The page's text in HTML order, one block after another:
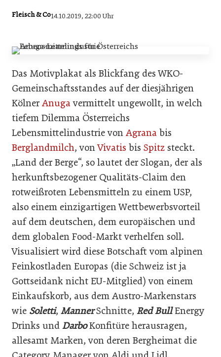
Fleisch & Co14.10.2019, 22:00 Uhr
Das Motivplakat als Blickfang des WKO-
Gemeinschaftsstandes auf der diesjährigen
Kölner Anuga vermittelt ungewollt, in welch
tiefem Dilemma Österreichs
Lebensmittelindustrie von Agrana bis
Berglandmilch, vonVivatis bis Spitz steckt.
„Land der Berge“, so lautet der Slogan, der als
herkunftsbezogener Qualitäts-Claim den
rotweißroten Lebensmitteln zu einem USP,
also einem einzigartigen Wettbewerbsvorteil
auf dem deutschen, dem europäischen und
dem globalen Food-Markt verhelfen soll.
Visualisiert wird diese Botschaft vom alpinen
Feinkostladen Europas (die Schweiz ist ja
Gottseidank nicht EU-Mitglied) von einem
Einkaufskorb, aus dem Austro-Markenstars
wie Soletti, MannerSchnitte, Red BullEnergy
Drinks und DarboKonfitüre herausragen,
allesamt Marken, von deren Bergheimat die